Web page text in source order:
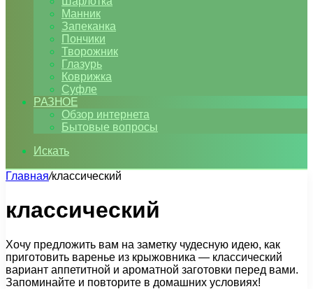
Манник
Запеканка
Пончики
Творожник
Глазурь
Коврижка
Суфле
РАЗНОЕ
Обзор интернета
Бытовые вопросы
Искать
Главная/классический
классический
Хочу предложить вам на заметку чудесную идею, как
приготовить варенье из крыжовника — классический
вариант аппетитной и ароматной заготовки перед вами.
Запоминайте и повторите в домашних условиях!